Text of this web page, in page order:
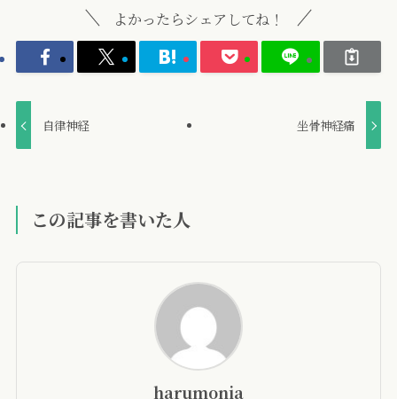
よかったらシェアしてね！
自律神経 坐骨神経痛
この記事を書いた人
harumonia